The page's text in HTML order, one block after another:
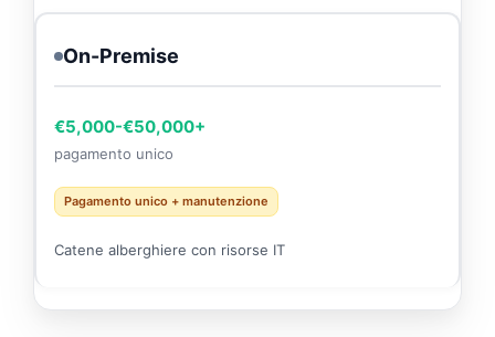
On-Premise
€5,000-€50,000+
pagamento unico
Pagamento unico + manutenzione
Catene alberghiere con risorse IT